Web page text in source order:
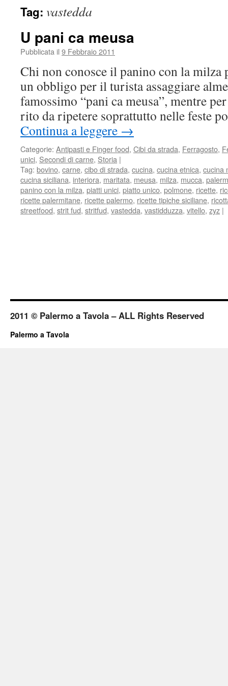
Tag: vastedda
U pani ca meusa
Pubblicata il 9 Febbraio 2011
Chi non conosce il panino con la milza
un obbligo per il turista assaggiare
famossimo “pani ca meusa”, mentre
rito da ripetere soprattutto nelle feste
Continua a leggere →
Categorie: Antipasti e Finger food, Cibi da strada, Ferragosto,
unici, Secondi di carne, Storia |
Tag: bovino, carne, cibo di strada, cucina, cucina etnica, cucina
cucina siciliana, interiora, maritata, meusa, milza, mucca,
panino con la milza, piatti unici, piatto unico, polmone, ricette,
ricette palermitane, ricette palermo, ricette tipiche siciliane,
streetfood, strit fud, stritfud, vastedda, vastidduzza, vitello, zyz |
2011 © Palermo a Tavola – ALL Rights Reserved
Palermo a Tavola